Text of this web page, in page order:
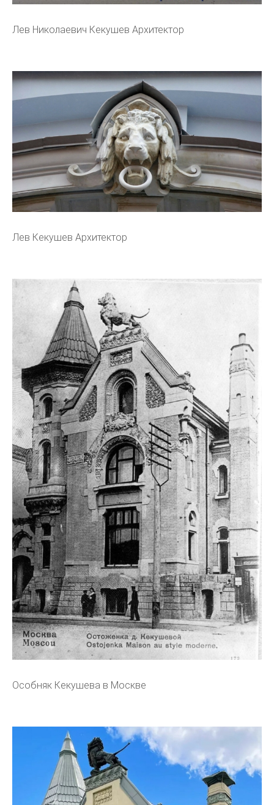
Лев Николаевич Кекушев Архитектор
Лев Кекушев Архитектор
Особняк Кекушева в Москве